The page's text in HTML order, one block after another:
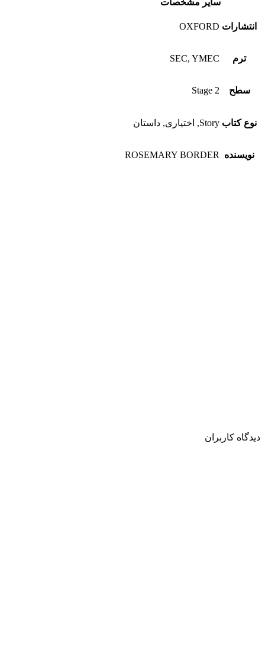
انتشارات OXFORD
ترم SEC, YMEC
سطح Stage 2
نوع کتاب Story, اختیاری, داستان
نویسنده ROSEMARY BORDER
دیدگاه کاربران